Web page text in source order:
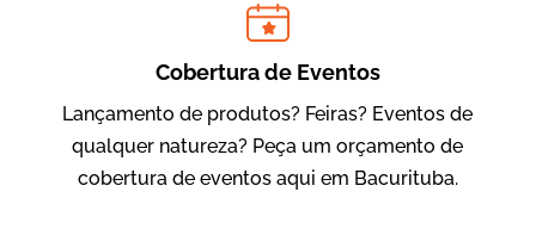
IBCC
Vídeo Institucional
Cobertura de Eventos
Lançamento de produtos? Feiras? Eventos de
qualquer natureza? Peça um orçamento de
cobertura de eventos aqui em Bacurituba.